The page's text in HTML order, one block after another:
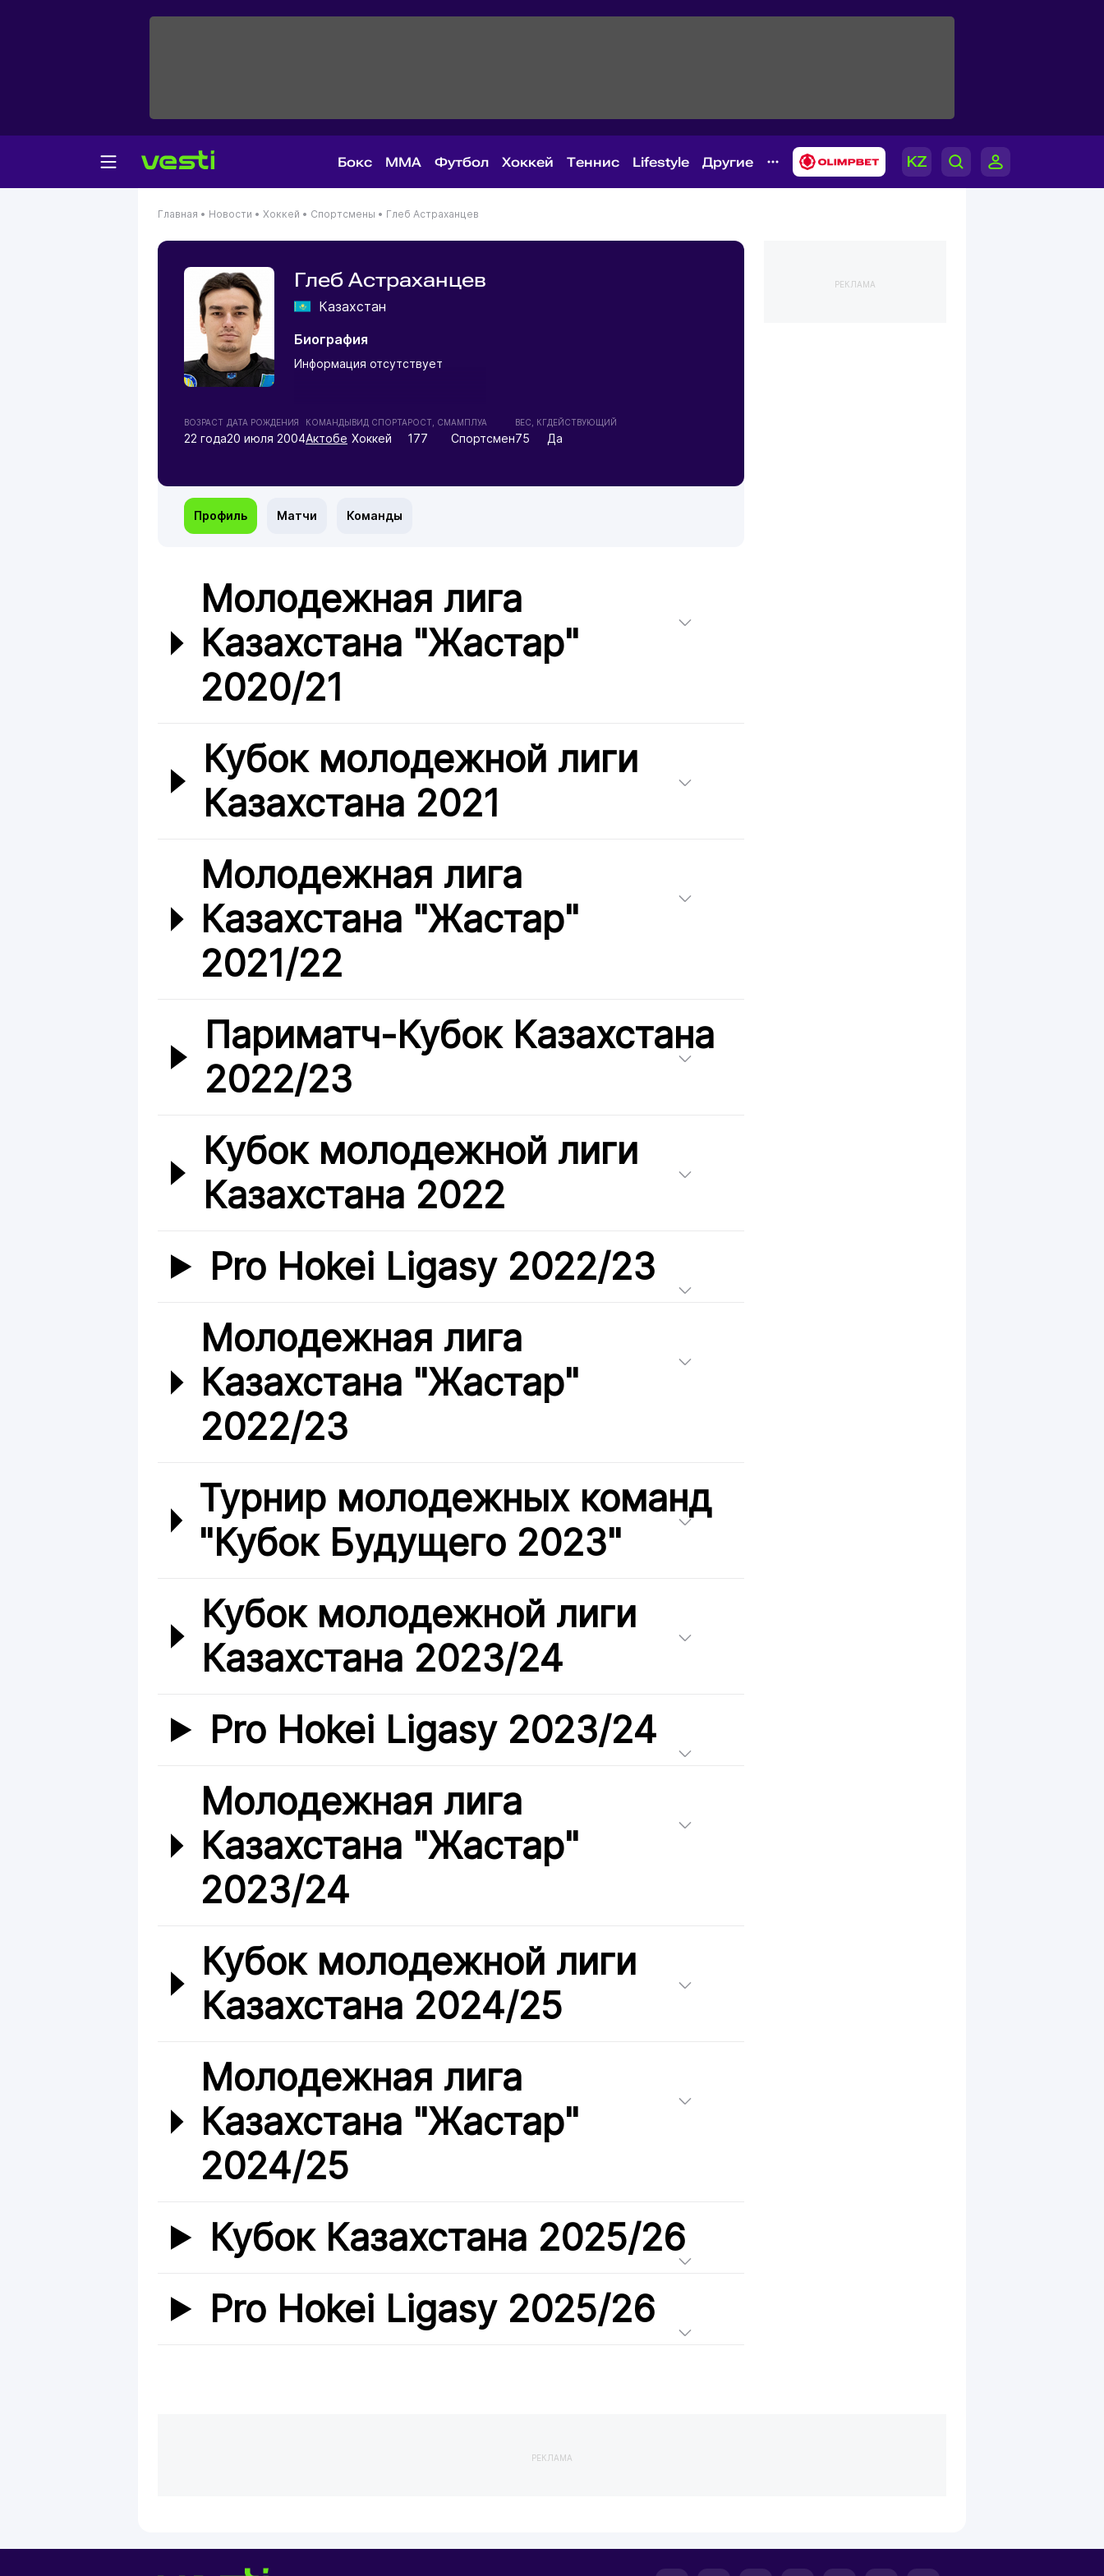
Бокс MMA Футбол Хоккей Теннис Lifestyle Другие
Главная • Новости • Хоккей • Спортсмены • Глеб Астраханцев
Глеб Астраханцев
Казахстан
Биография
Информация отсутствует
ВОЗРАСТ
22 года
ДАТА РОЖДЕНИЯ
20 июля 2004
КОМАНДЫ
Актобе
ВИД СПОРТА
Хоккей
РОСТ, СМ
177
АМПЛУА
Спортсмен
ВЕС, КГ
75
ДЕЙСТВУЮЩИЙ
Да
Профиль Матчи Команды
Молодежная лига
Казахстана "Жастар"
2020/21
Кубок молодежной лиги
Казахстана 2021
Молодежная лига
Казахстана "Жастар"
2021/22
Париматч-Кубок Казахстана
2022/23
Кубок молодежной лиги
Казахстана 2022
Pro Hokei Ligasy 2022/23
Молодежная лига
Казахстана "Жастар"
2022/23
Турнир молодежных команд
"Кубок Будущего 2023"
Кубок молодежной лиги
Казахстана 2023/24
Pro Hokei Ligasy 2023/24
Молодежная лига
Казахстана "Жастар"
2023/24
Кубок молодежной лиги
Казахстана 2024/25
Молодежная лига
Казахстана "Жастар"
2024/25
Кубок Казахстана 2025/26
Pro Hokei Ligasy 2025/26
РЕКЛАМА
РЕКЛАМА